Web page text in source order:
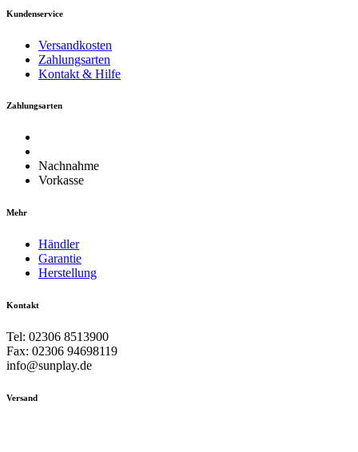
Kundenservice
Versandkosten
Zahlungsarten
Kontakt & Hilfe
Zahlungsarten
Nachnahme
Vorkasse
Mehr
Händler
Garantie
Herstellung
Kontakt
Tel: 02306 8513900
Fax: 02306 94698119
info@sunplay.de
Versand